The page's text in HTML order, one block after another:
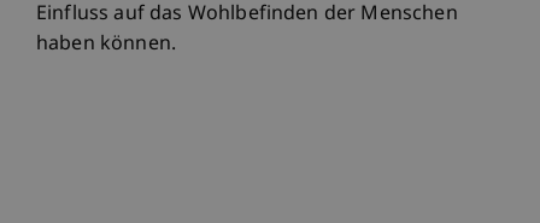
Einfluss auf das Wohlbefinden der Menschen
haben können.